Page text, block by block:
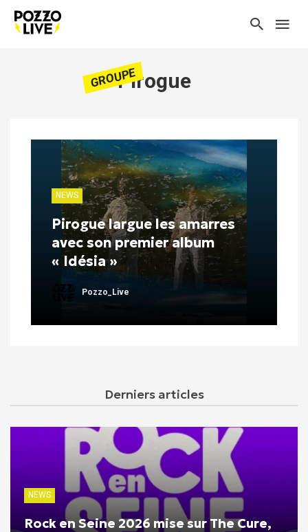
GROUPEPirogue
NEWS
Pirogue largue les amarres
avec son premier album
« Idésia »
Pozzo_Live
Derniers articles
NEWS
Rock en Seine 2026 mise sur The Cure,